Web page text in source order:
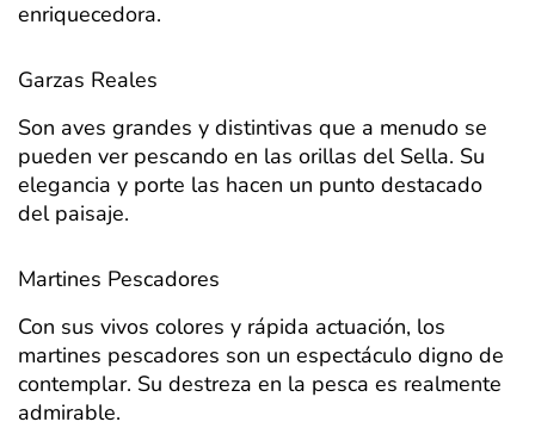
enriquecedora.
Garzas Reales
Son aves grandes y distintivas que a menudo se
pueden ver pescando en las orillas del Sella. Su
elegancia y porte las hacen un punto destacado
del paisaje.
Martines Pescadores
Con sus vivos colores y rápida actuación, los
martines pescadores son un espectáculo digno de
contemplar. Su destreza en la pesca es realmente
admirable.